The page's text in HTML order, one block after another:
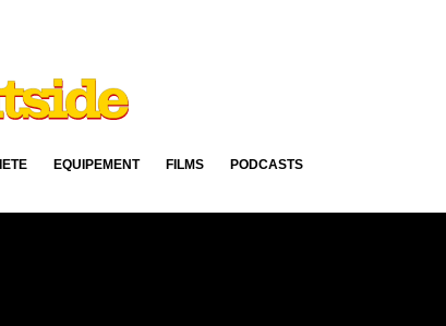
ÉQUIPEMENT FILMS PODCASTS